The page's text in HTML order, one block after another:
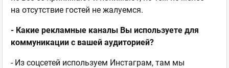
на отсутствие гостей не жалуемся.
- Какие рекламные каналы Вы используете для
коммуникации с вашей аудиторией?
- Из соцсетей используем Инстаграм, там мы